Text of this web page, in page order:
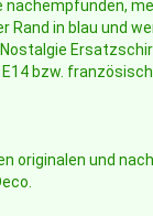
in blau und
bzw.
originalen und